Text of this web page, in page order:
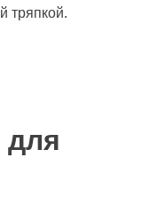
тряпкой.
для